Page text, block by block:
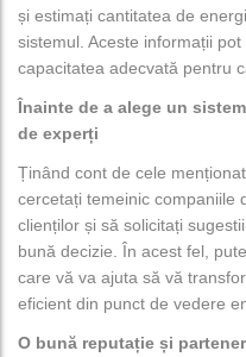
și estimați cantitatea de
sistemul. Aceste informații
capacitatea adecvată pentru
Înainte de a alege un
de experți
Ținând cont de cele
cercetați temeinic companiile
clienților și să solicitați
bună decizie. În acest fel,
care vă va ajuta să vă
eficient din punct de vedere
O bună reputație și